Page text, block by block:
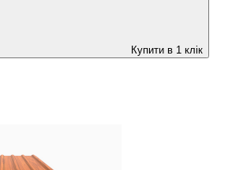
Купити в 1 клік